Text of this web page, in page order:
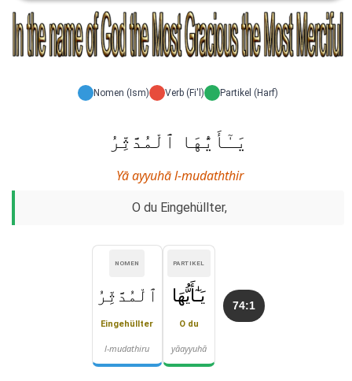
Nomen (Ism) Verb (Fi'l) Partikel (Harf)
يَـٰٓأَيُّهَا ٱلْمُدَّثِّرُ
Yā ayyuhā l-mudaththir
O du Eingehüllter,
74:1
PARTIKEL
يَـٰٓأَيُّهَا
O du
yāayyuhā
NOMEN
ٱلْمُدَّثِّرُ
Eingehüllter
l-mudathiru